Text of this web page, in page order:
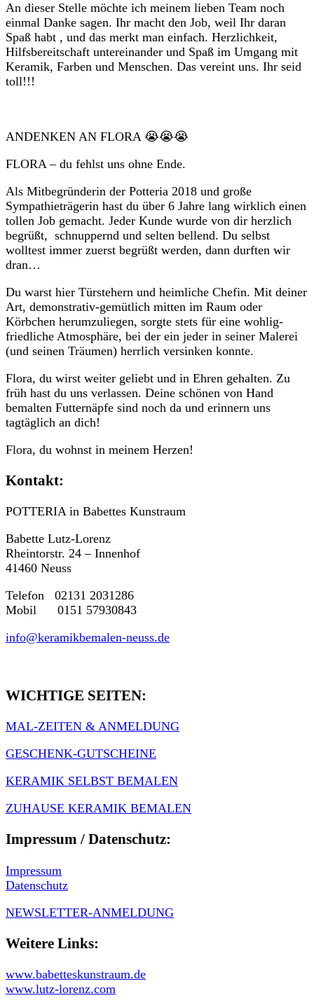
An dieser Stelle möchte ich meinem lieben Team noch
einmal Danke sagen. Ihr macht den Job, weil Ihr daran
Spaß habt , und das merkt man einfach. Herzlichkeit,
Hilfsbereitschaft untereinander und Spaß im Umgang mit
Keramik, Farben und Menschen. Das vereint uns. Ihr seid
toll!!!
ANDENKEN AN FLORA 😭😭😭
FLORA – du fehlst uns ohne Ende.
Als Mitbegründerin der Potteria 2018 und große
Sympathieträgerin hast du über 6 Jahre lang wirklich einen
tollen Job gemacht. Jeder Kunde wurde von dir herzlich
begrüßt, schnuppernd und selten bellend. Du selbst
wolltest immer zuerst begrüßt werden, dann durften wir
dran…
Du warst hier Türstehern und heimliche Chefin. Mit deiner
Art, demonstrativ-gemütlich mitten im Raum oder
Körbchen herumzuliegen, sorgte stets für eine wohlig-
friedliche Atmosphäre, bei der ein jeder in seiner Malerei
(und seinen Träumen) herrlich versinken konnte.
Flora, du wirst weiter geliebt und in Ehren gehalten. Zu
früh hast du uns verlassen. Deine schönen von Hand
bemalten Futternäpfe sind noch da und erinnern uns
tagtäglich an dich!
Flora, du wohnst in meinem Herzen!
Kontakt:
POTTERIA in Babettes Kunstraum
Babette Lutz-Lorenz
Rheintorstr. 24 – Innenhof
41460 Neuss
Telefon 02131 2031286
Mobil 0151 57930843
info@keramikbemalen-neuss.de
WICHTIGE SEITEN:
MAL-ZEITEN & ANMELDUNG
GESCHENK-GUTSCHEINE
KERAMIK SELBST BEMALEN
ZUHAUSE KERAMIK BEMALEN
Impressum / Datenschutz:
Impressum
Datenschutz
NEWSLETTER-ANMELDUNG
Weitere Links:
www.babetteskunstraum.de
www.lutz-lorenz.com